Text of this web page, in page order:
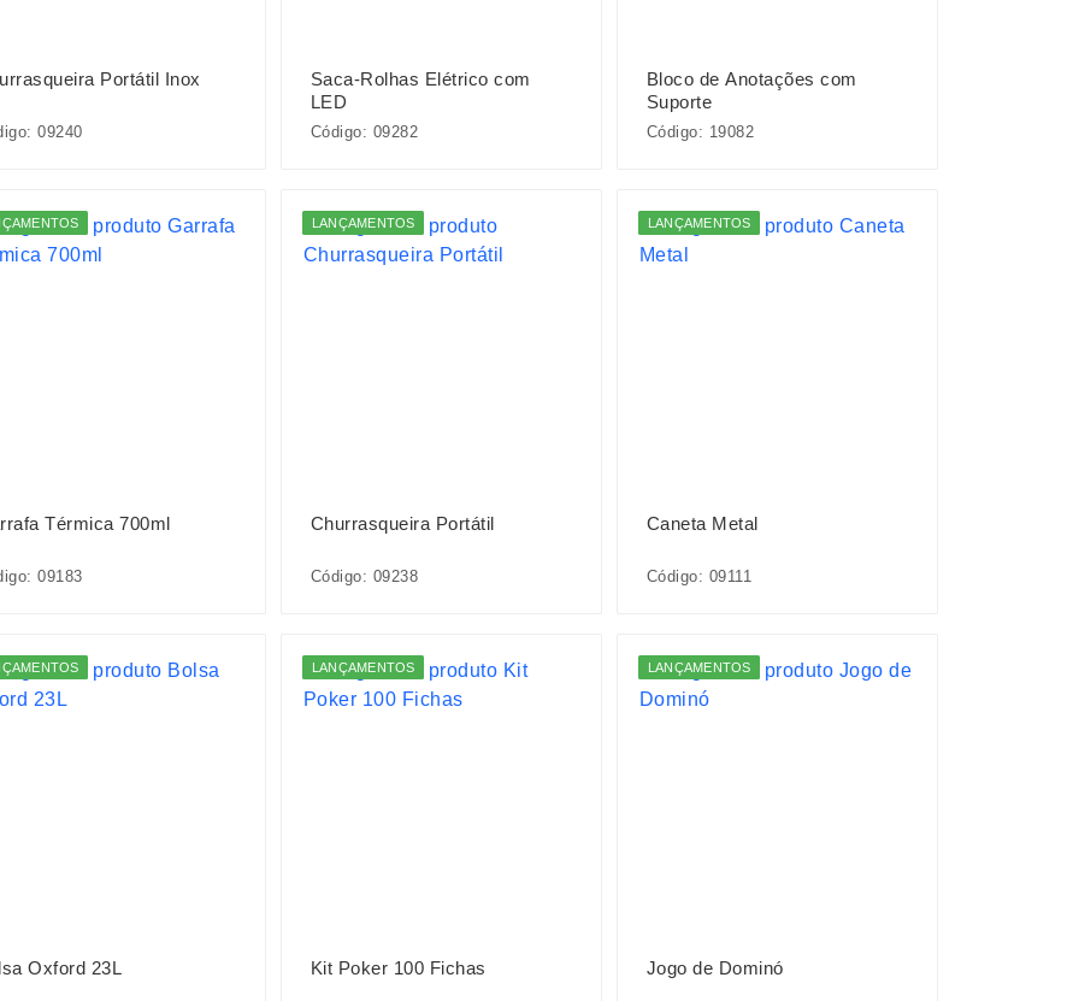
Portátil Inox
09240
Saca-Rolhas Elétrico com
LED
Código: 09282
Bloco de Anotações com
Suporte
Código: 19082
Térmica 700ml
09183
LANÇAMENTOS
Churrasqueira Portátil
Código: 09238
LANÇAMENTOS
Caneta Metal
Código: 09111
Oxford 23L
LANÇAMENTOS
Kit Poker 100 Fichas
LANÇAMENTOS
Jogo de Dominó